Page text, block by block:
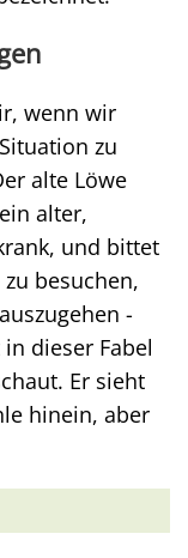
wenn wir
zu
alte Löwe
alter,
und bittet
besuchen,
-
dieser Fabel
Er sieht
hinein, aber